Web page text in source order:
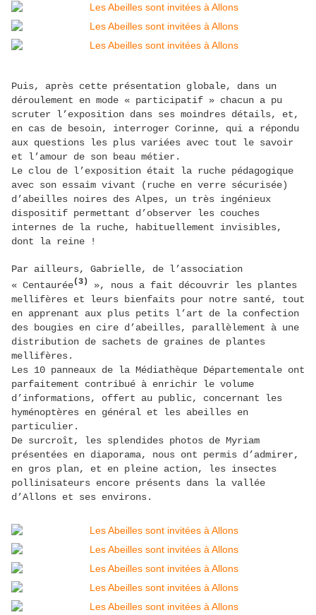
Puis, après cette présentation globale, dans un
déroulement en mode « participatif » chacun a pu
scruter l’exposition dans ses moindres détails, et,
en cas de besoin, interroger Corinne, qui a répondu
aux questions les plus variées avec tout le savoir
et l’amour de son beau métier.
Le clou de l’exposition était la ruche pédagogique
avec son essaim vivant (ruche en verre sécurisée)
d’abeilles noires des Alpes, un très ingénieux
dispositif permettant d’observer les couches
internes de la ruche, habituellement invisibles,
dont la reine !
Par ailleurs, Gabrielle, de l’association
« Centaurée(3)
», nous a fait découvrir les plantes
mellifères et leurs bienfaits pour notre santé, tout
en apprenant aux plus petits l’art de la confection
des bougies en cire d’abeilles, parallèlement à une
distribution de sachets de graines de plantes
mellifères.
Les 10 panneaux de la Médiathèque Départementale ont
parfaitement contribué à enrichir le volume
d’informations, offert au public, concernant les
hyménoptères en général et les abeilles en
particulier.
De surcroît, les splendides photos de Myriam
présentées en diaporama, nous ont permis d’admirer,
en gros plan, et en pleine action, les insectes
pollinisateurs encore présents dans la vallée
d’Allons et ses environs.